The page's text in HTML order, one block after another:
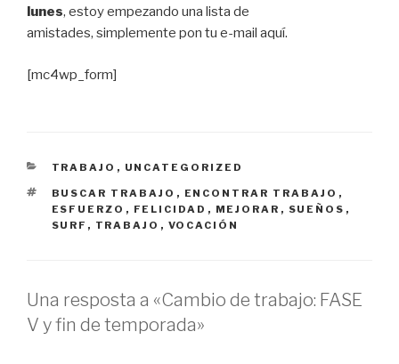
lunes, estoy empezando una lista de
amistades, simplemente pon tu e-mail aquí.
[mc4wp_form]
CATEGORIES
TRABAJO , UNCATEGORIZED
ETIQUETES
BUSCAR TRABAJO , ENCONTRAR TRABAJO ,
ESFUERZO , FELICIDAD , MEJORAR , SUEÑOS ,
SURF , TRABAJO , VOCACIÓN
Una resposta a «Cambio de trabajo: FASE
V y fin de temporada»